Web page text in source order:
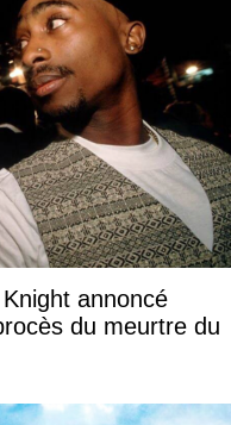
annoncé
du meurtre du